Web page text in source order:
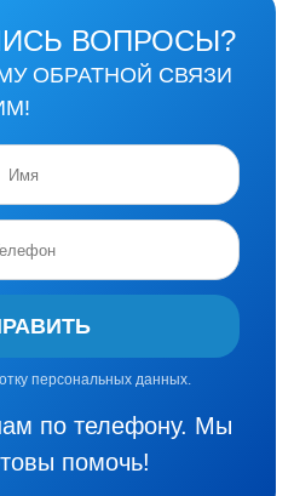
ВОПРОСЫ?
ОБРАТНОЙ СВЯЗИ
персональных данных.
по телефону. Мы
помочь!